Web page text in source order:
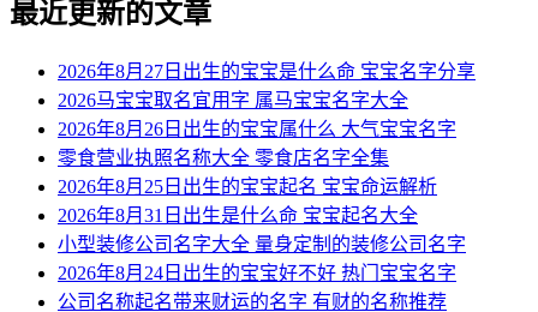
最近更新的文章
2026年8月27日出生的宝宝是什么命 宝宝名字分享
2026马宝宝取名宜用字 属马宝宝名字大全
2026年8月26日出生的宝宝属什么 大气宝宝名字
零食营业执照名称大全 零食店名字全集
2026年8月25日出生的宝宝起名 宝宝命运解析
2026年8月31日出生是什么命 宝宝起名大全
小型装修公司名字大全 量身定制的装修公司名字
2026年8月24日出生的宝宝好不好 热门宝宝名字
公司名称起名带来财运的名字 有财的名称推荐